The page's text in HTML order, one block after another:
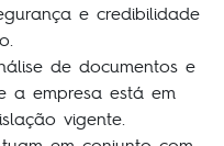
e credibilidade
de documentos e
a empresa está em
vigente.